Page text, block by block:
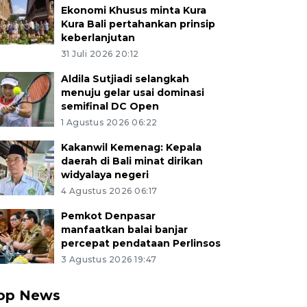
Ekonomi Khusus minta Kura
Kura Bali pertahankan prinsip
keberlanjutan
31 Juli 2026 20:12
Aldila Sutjiadi selangkah
menuju gelar usai dominasi
semifinal DC Open
1 Agustus 2026 06:22
Kakanwil Kemenag: Kepala
daerah di Bali minat dirikan
widyalaya negeri
4 Agustus 2026 06:17
Pemkot Denpasar
manfaatkan balai banjar
percepat pendataan Perlinsos
3 Agustus 2026 19:47
News